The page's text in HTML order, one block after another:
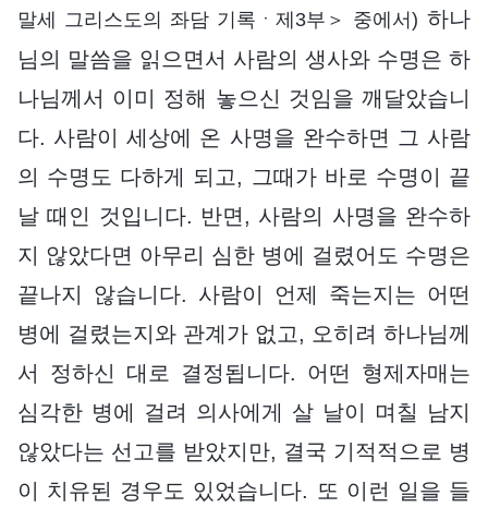
말세 그리스도의 좌담 기록ㆍ제3부＞ 중에서) 하나
님의 말씀을 읽으면서 사람의 생사와 수명은 하
나님께서 이미 정해 놓으신 것임을 깨달았습니
다. 사람이 세상에 온 사명을 완수하면 그 사람
의 수명도 다하게 되고, 그때가 바로 수명이 끝
날 때인 것입니다. 반면, 사람의 사명을 완수하
지 않았다면 아무리 심한 병에 걸렸어도 수명은
끝나지 않습니다. 사람이 언제 죽는지는 어떤
병에 걸렸는지와 관계가 없고, 오히려 하나님께
서 정하신 대로 결정됩니다. 어떤 형제자매는
심각한 병에 걸려 의사에게 살 날이 며칠 남지
않았다는 선고를 받았지만, 결국 기적적으로 병
이 치유된 경우도 있었습니다. 또 이런 일을 들